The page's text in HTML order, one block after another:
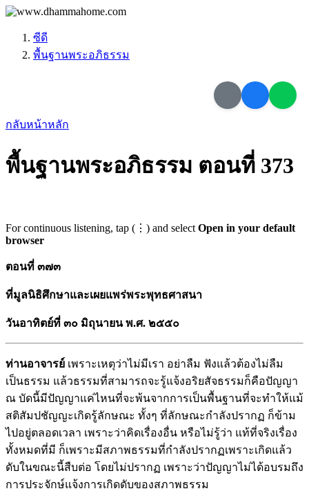
ซีดี
พื้นฐานพระอภิธรรม
กลับหน้าหลัก
พื้นฐานพระอภิธรรม ตอนที่ 373
For continuous listening, tap (⋮) and select Open in your default
browser
ตอนที่ ๓๗๓
ที่มูลนิธิศึกษาและเผยแพร่พระพุทธศาสนา
วันอาทิตย์ที่ ๓๐ มิถุนายน พ.ศ. ๒๕๕๐
ท่านอาจารย์ เพราะเหตุว่าไม่มีเรา อย่าลืม ฟังแล้วต้องไม่ลืม
เป็นธรรม แล้วธรรมที่สามารถจะรู้แจ้งอริยสัจธรรมก็คือปัญญา
ณ บัดนี้มีปัญญาแค่ไหนที่จะพ้นจากการเป็นพื้นฐานที่จะทำให้แม้
สติสัมปชัญญะเกิดรู้ลักษณะ ทั้งๆ ที่ลักษณะกำลังปรากฏ ก็ข้าม
ไปอยู่ตลอดเวลา เพราะว่าคิดเรื่องอื่น หรือไม่รู้ว่า แท้ที่จริงเรื่อง
ทั้งหมดที่มี ก็เพราะมีสภาพธรรมที่กำลังปรากฏเพราะเกิดแล้ว
ดับในขณะนี้สืบต่อ โดยไม่ปรากฏ เพราะว่าปัญญาไม่ได้อบรมถึง
การประจักษ์แจ้งการเกิดดับของสภาพธรรม